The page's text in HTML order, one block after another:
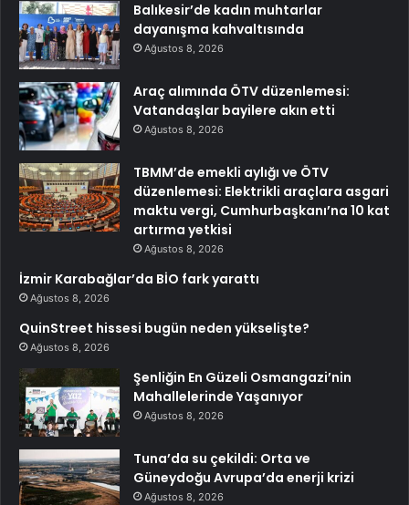
Balıkesir’de kadın muhtarlar
dayanışma kahvaltısında
Ağustos 8, 2026
Araç alımında ÖTV düzenlemesi:
Vatandaşlar bayilere akın etti
Ağustos 8, 2026
TBMM’de emekli aylığı ve ÖTV
düzenlemesi: Elektrikli araçlara asgari
maktu vergi, Cumhurbaşkanı’na 10 kat
artırma yetkisi
Ağustos 8, 2026
İzmir Karabağlar’da BİO fark yarattı
Ağustos 8, 2026
QuinStreet hissesi bugün neden yükselişte?
Ağustos 8, 2026
Şenliğin En Güzeli Osmangazi’nin
Mahallelerinde Yaşanıyor
Ağustos 8, 2026
Tuna’da su çekildi: Orta ve
Güneydoğu Avrupa’da enerji krizi
Ağustos 8, 2026